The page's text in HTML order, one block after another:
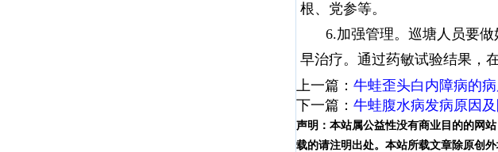
根、党参等。
6.加强管理。巡塘人员要
早治疗。通过药敏试验结果，
上一篇： 牛蛙歪头白内障病的
下一篇： 牛蛙腹水病发病原因
声明： 本站属公益性没有商业目的的网
载的请注明出处。本站所载文章除原创